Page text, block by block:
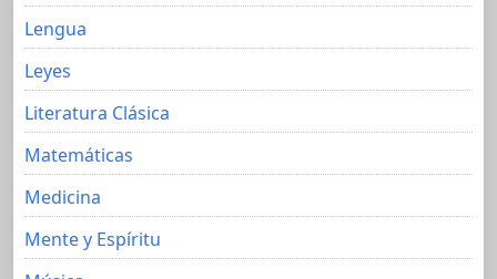
Lengua
Leyes
Literatura Clásica
Matemáticas
Medicina
Mente y Espíritu